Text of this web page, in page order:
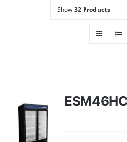
Show 32 Products
ESM46HC